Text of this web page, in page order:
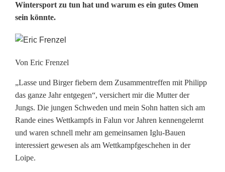
l
m
n
e
E
r
i
c
Wintersport zu tun hat und warum es ein gutes Omen
sein könnte.
Von Eric Frenzel
„Lasse und Birger fiebern dem Zusammentreffen mit Philipp
das ganze Jahr entgegen“, versichert mir die Mutter der
Jungs. Die jungen Schweden und mein Sohn hatten sich am
Rande eines Wettkampfs in Falun vor Jahren kennengelernt
und waren schnell mehr am gemeinsamen Iglu-Bauen
interessiert gewesen als am Wettkampfgeschehen in der
Loipe.